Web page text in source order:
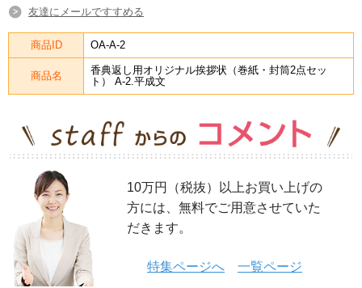
友達にメールですすめる
商品ID OA-A-2
商品名
香典返し用オリジナル挨拶状（巻紙・封筒2点セッ
ト） A-2.平成文
10万円（税抜）以上お買い上げの
方には、無料でご用意させていた
だきます。
特集ページへ 一覧ページ